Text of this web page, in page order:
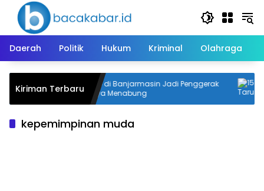
Langsung
konten
Daerah
Politik Hukum Kriminal Olahraga
Kiriman TerbaruDua SD di Banjarmasin Jadi Penggerak
Budaya Menabung
kepemimpinan muda